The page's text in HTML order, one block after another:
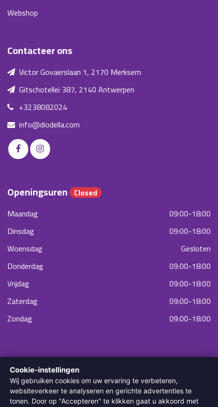
Webshop
Contacteer ons
Victor Govaerslaan 1, 2170 Merksem
Gitschotellei 387, 2140 Antwerpen
+3238082024
info@diodella.com
Openingsuren Closed
Maandag
09:00-18:00
Dinsdag
09:00-18:00
Woensdag
Gesloten
Donderdag
09:00-18:00
Vrijdag
09:00-18:00
Zaterdag
09:00-18:00
Zondag
09:00-18:00
© 2022 Diodella Laser & Skin Clinic. Alle rechten voorbehouden.
Cookie-instellingen
Wij gebruiken cookies om uw ervaring te verbeteren,
websiteverkeer te analyseren en gerichte advertenties te
tonen. Door op "Accepteren" te klikken gaat u akkoord met